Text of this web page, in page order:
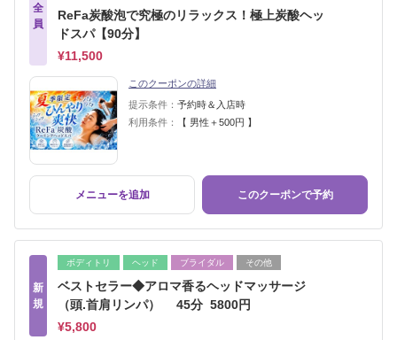
全
員
ReFa炭酸泡で究極のリラックス！極上炭酸ヘッ
ドスパ【90分】
¥11,500
このクーポンの詳細
提示条件： 予約時＆入店時
利用条件：
【 男性＋500円 】
メニューを追加 このクーポンで予約
新
規
ボディトリ ヘッド ブライダル その他
ベストセラー◆アロマ香るヘッドマッサージ
（頭.首肩リンパ） 45分 5800円
¥5,800